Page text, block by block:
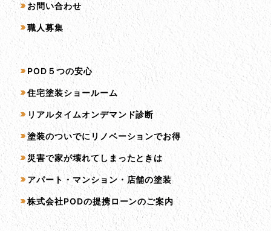
お問い合わせ
職人募集
サービス一覧
POD５つの安心
住宅塗装ショールーム
リアルタイムオンデマンド診断
塗装のついでにリノベーションでお得
災害で家が壊れてしまったときは
アパート・マンション・店舗の塗装
株式会社PODの提携ローンのご案内